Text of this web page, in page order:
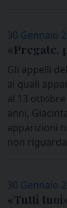
30 Gennaio
«Pregate,
Gli appelli
ai quali
al 13 ottobre
anni,
apparizioni
non
30 Gennaio
«Tutti